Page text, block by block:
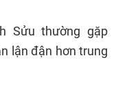
Sửu thường gặp
lận đận hơn trung